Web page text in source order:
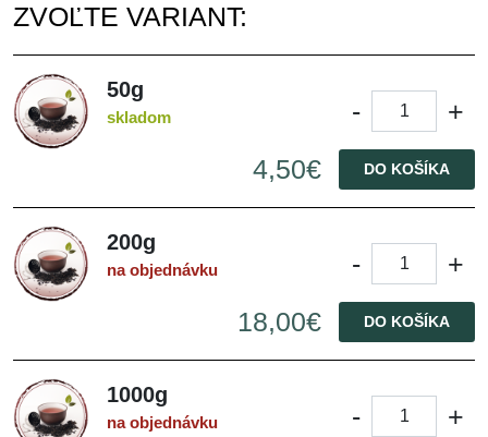
ZVOĽTE VARIANT:
50g
skladom -
+
4,50€
DO KOŠÍKA
200g
na objednávku -
+
18,00€
DO KOŠÍKA
1000g
na objednávku -
+